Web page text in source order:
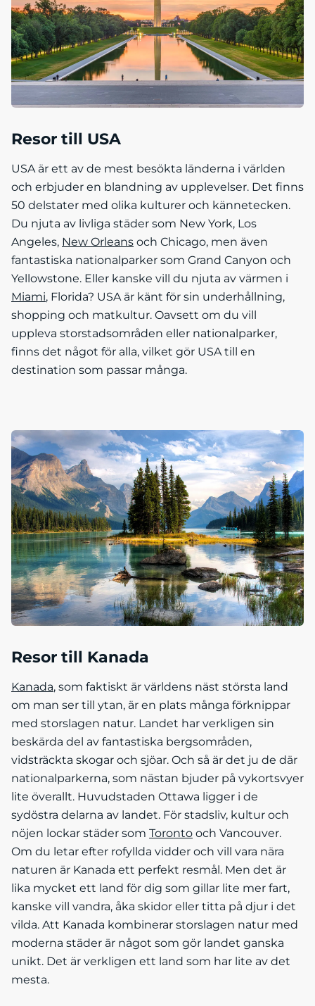
Resor till USA
USA är ett av de mest besökta länderna i världen
och erbjuder en blandning av upplevelser. Det finns
50 delstater med olika kulturer och kännetecken.
Du njuta av livliga städer som New York, Los
Angeles, New Orleans och Chicago, men även
fantastiska nationalparker som Grand Canyon och
Yellowstone. Eller kanske vill du njuta av värmen i
Miami, Florida? USA är känt för sin underhållning,
shopping och matkultur. Oavsett om du vill
uppleva storstadsområden eller nationalparker,
finns det något för alla, vilket gör USA till en
destination som passar många.
Resor till Kanada
Kanada, som faktiskt är världens näst största land
om man ser till ytan, är en plats många förknippar
med storslagen natur. Landet har verkligen sin
beskärda del av fantastiska bergsområden,
vidsträckta skogar och sjöar. Och så är det ju de där
nationalparkerna, som nästan bjuder på vykortsvyer
lite överallt. Huvudstaden Ottawa ligger i de
sydöstra delarna av landet. För stadsliv, kultur och
nöjen lockar städer som Toronto och Vancouver.
Om du letar efter rofyllda vidder och vill vara nära
naturen är Kanada ett perfekt resmål. Men det är
lika mycket ett land för dig som gillar lite mer fart,
kanske vill vandra, åka skidor eller titta på djur i det
vilda. Att Kanada kombinerar storslagen natur med
moderna städer är något som gör landet ganska
unikt. Det är verkligen ett land som har lite av det
mesta.